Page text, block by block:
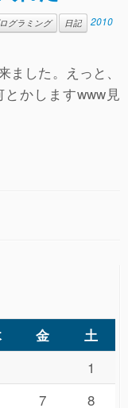
グラミング 日記
2010
した。えっと、
かしますwww見
金 土
1
7
8